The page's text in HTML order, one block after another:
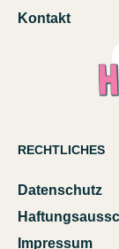
Kontakt
RECHTLICHES
Datenschutz
Impressum